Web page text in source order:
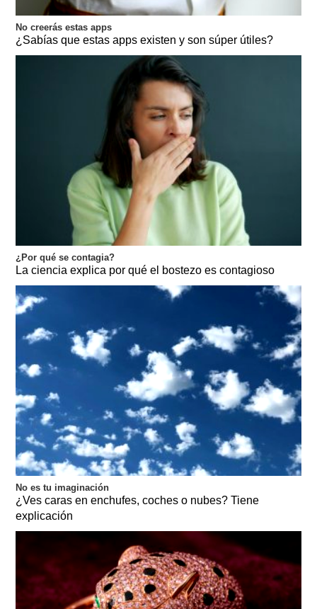
No creerás estas apps
¿Sabías que estas apps existen y son súper útiles?
¿Por qué se contagia?
La ciencia explica por qué el bostezo es contagioso
No es tu imaginación
¿Ves caras en enchufes, coches o nubes? Tiene
explicación